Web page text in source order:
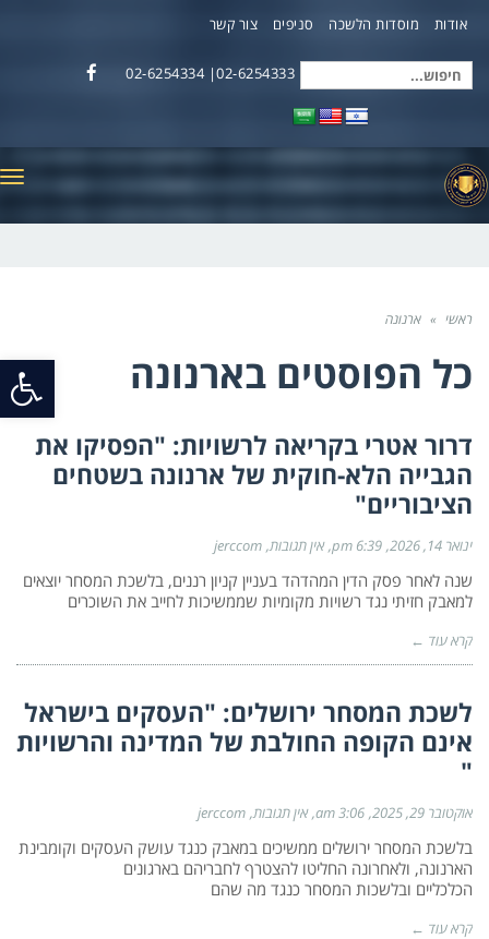
אודות מוסדות הלשכה סניפים צור קשר
חיפוש
02-6254333| 02-6254334
ראשי » ארנונה
כל הפוסטים בארנונה
דרור אטרי בקריאה לרשויות: "הפסיקו את
הגבייה הלא-חוקית של ארנונה בשטחים
הציבוריים"
ינואר 14, 2026 6:39 pm אין תגובות jerccom
שנה לאחר פסק הדין המהדהד בעניין קניון רננים, בלשכת המסחר יוצאים
למאבק חזיתי נגד רשויות מקומיות שממשיכות לחייב את השוכרים
קרא עוד ←
לשכת המסחר ירושלים: "העסקים בישראל
אינם הקופה החולבת של המדינה והרשויות
"
אוקטובר 29, 2025 3:06 am אין תגובות jerccom
בלשכת המסחר ירושלים ממשיכים במאבק כנגד עושק העסקים וקומבינת
הארנונה, ולאחרונה החליטו להצטרף לחבריהם בארגונים
הכלכליים ובלשכות המסחר כנגד מה שהם
קרא עוד ←